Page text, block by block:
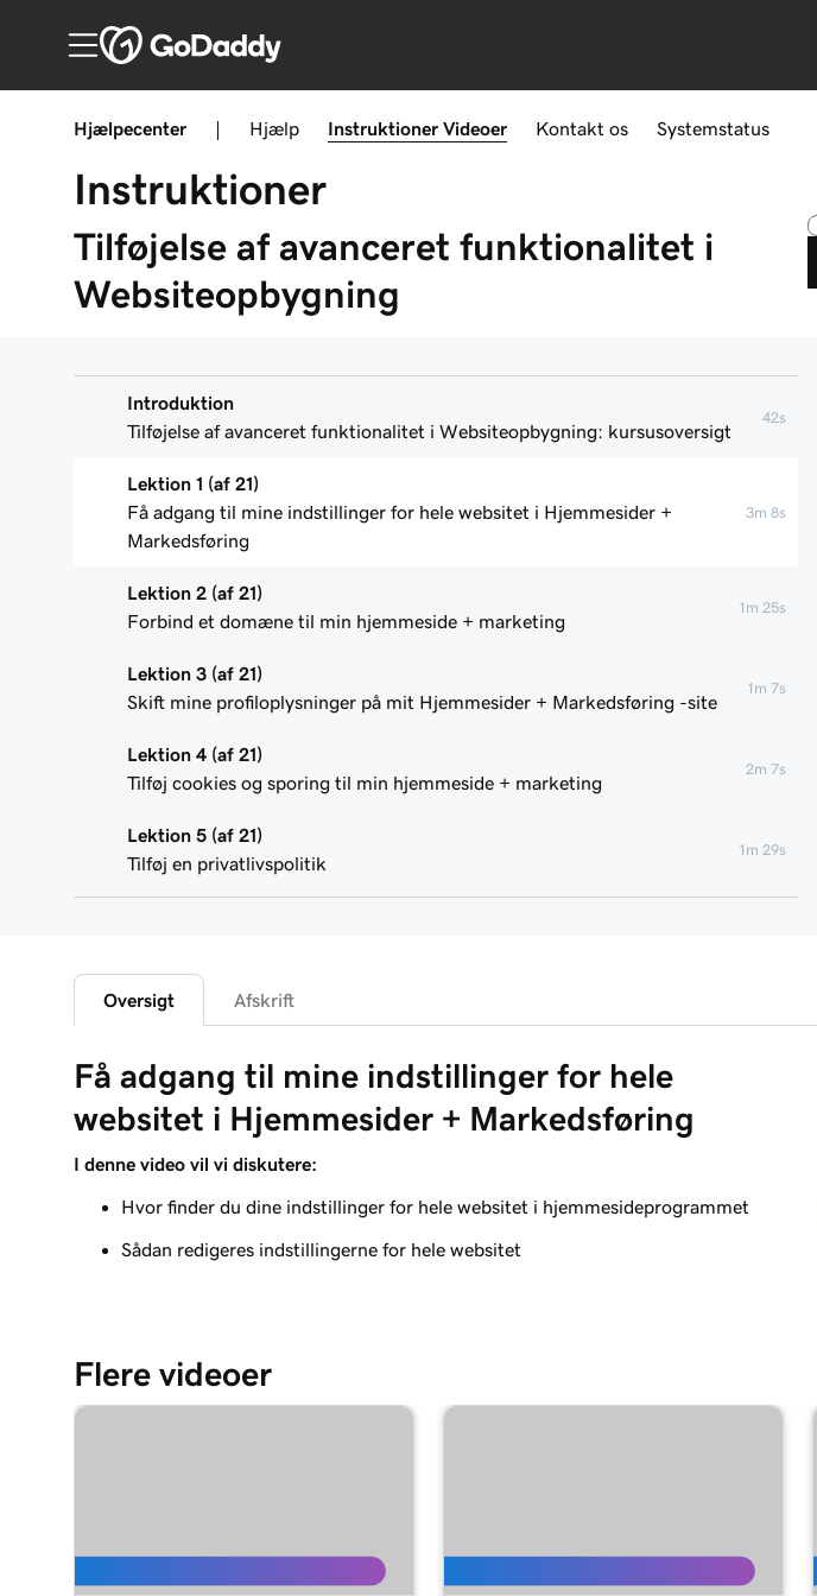
Hjælpecenter Hjælp Instruktioner Videoer Kontakt os Systemstatus
Instruktioner
Tilføjelse af avanceret funktionalitet i
Websiteopbygning
Introduktion
Tilføjelse af avanceret funktionalitet i Websiteopbygning: kursusoversigt
42s
Lektion 1 (af 21)
Få adgang til mine indstillinger for hele websitet i Hjemmesider +
Markedsføring
3m 8s
Lektion 2 (af 21)
Forbind et domæne til min hjemmeside + marketing
1m 25s
Lektion 3 (af 21)
Skift mine profiloplysninger på mit Hjemmesider + Markedsføring -site
1m 7s
Lektion 4 (af 21)
Tilføj cookies og sporing til min hjemmeside + marketing
2m 7s
Lektion 5 (af 21)
Tilføj en privatlivspolitik
1m 29s
Lektion 7 (af 21)
Tilføj filer, der kan downloades
Lektion 8 (af 21)
Tilføjelse af en blog til din hjemmeside
Lektion 9 (af 21)
Lektion 10 (af 21)
Tilføj en Google -kalender til dit website
3m 1s
Lektion 14 (af 21)
Tilføj onlinebestilling
1m 38s
Oversigt Afskrift
Få adgang til mine indstillinger for hele
websitet i Hjemmesider + Markedsføring
I denne video vil vi diskutere:
Hvor finder du dine indstillinger for hele websitet i hjemmesideprogrammet
Sådan redigeres indstillingerne for hele websitet
Flere videoer